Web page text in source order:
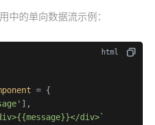
中的单向数据流示例：
= {
],
div>`